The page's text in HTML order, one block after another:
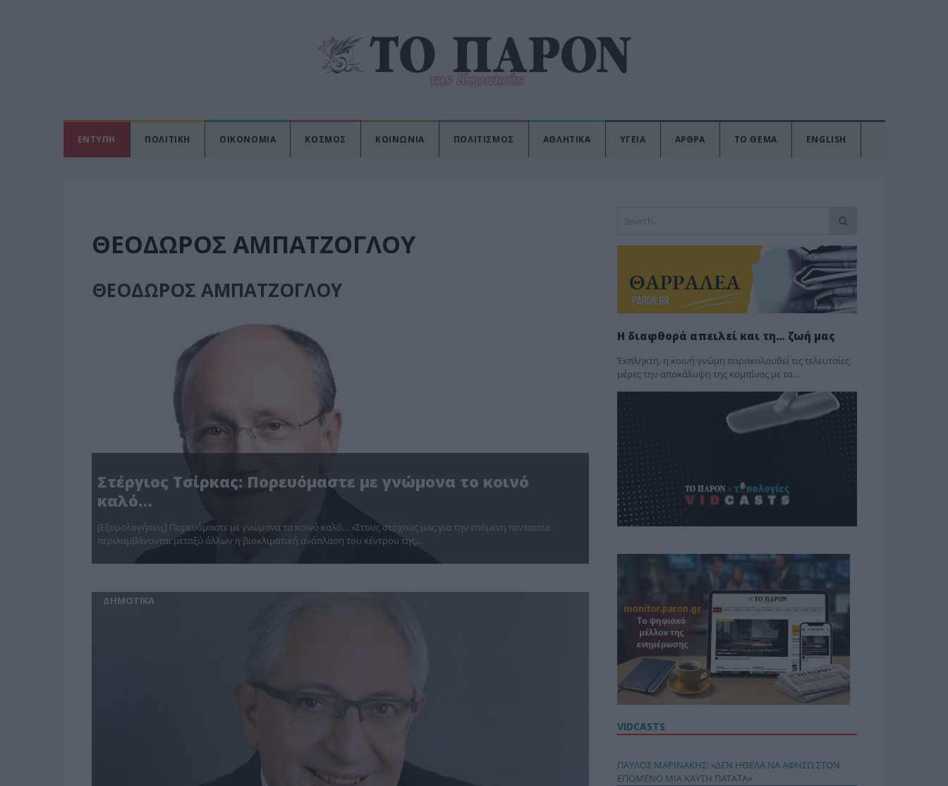
ΕΝΤΥΠΗ ΠΟΛΙΤΙΚΗ ΟΙΚΟΝΟΜΙΑ ΚΟΣΜΟΣ ΚΟΙΝΩΝΙΑ ΠΟΛΙΤΙΣΜΟΣ ΑΘΛΗΤΙΚΑ ΥΓΕΙΑ ΑΡΘΡΑ ΤΟ ΘΕΜΑ ENGLISH
ΘΕΟΔΩΡΟΣ ΑΜΠΑΤΖΟΓΛΟΥ
ΘΕΟΔΩΡΟΣ ΑΜΠΑΤΖΟΓΛΟΥ
Στέργιος Τσίρκας: Πορευόμαστε με γνώμονα το κοινό
καλό…
[Εξομολογήσεις] Πορευόμαστε με γνώμονα το κοινό καλό… «Στους στόχους μας για την επόμενη πενταετία
περιλαμβάνονται μεταξύ άλλων η βιοκλιματική ανάπλαση του κέντρου της…
ΔΗΜΟΤΙΚΑ
Η διαφθορά απειλεί και τη… ζωή μας
Έκπληκτη, η κοινή γνώμη παρακολουθεί τις τελευταίες
μέρες την αποκάλυψη της κο­μπίνας με τα…
VIDCASTS
ΠΑΥΛΟΣ ΜΑΡΙΝΑΚΗΣ: «ΔΕΝ ΗΘΕΛΑ ΝΑ ΑΦΗΣΩ ΣΤΟΝ
ΕΠΟΜΕΝΟ ΜΙΑ ΚΑΥΤΗ ΠΑΤΑΤΑ»